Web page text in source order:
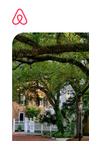
direct
naar
inhoud